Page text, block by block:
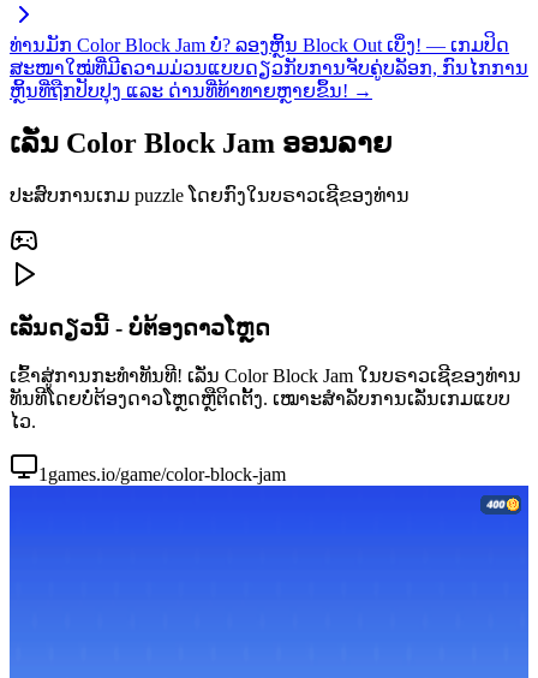
ທ່ານມັກ Color Block Jam ບໍ່? ລອງຫຼິ້ນ Block Out ເບິ່ງ! — ເກມປິດ
ສະໜາໃໝ່ທີ່ມີຄວາມມ່ວນແບບດຽວກັບການຈັບຄູ່ບລັອກ, ກົນໄກການ
ຫຼິ້ນທີ່ຖືກປັບປຸງ ແລະ ດ່ານທີ່ທ້າທາຍຫຼາຍຂຶ້ນ! →
ເລັ່ນ Color Block Jam ອອນລາຍ
ປະສົບການເກມ puzzle ໂດຍກົງໃນບຣາວເຊີຂອງທ່ານ
ເລັ່ນດຽວນີ້ - ບໍ່ຕ້ອງດາວໂຫຼດ
ເຂົ້າສູ່ການກະທຳທັນທີ! ເລັ່ນ Color Block Jam ໃນບຣາວເຊີຂອງທ່ານ
ທັນທີໂດຍບໍ່ຕ້ອງດາວໂຫຼດຫຼືຕິດຕັ້ງ. ເໝາະສຳລັບການເລັ່ນເກມແບບ
ໄວ.
1games.io/game/color-block-jam